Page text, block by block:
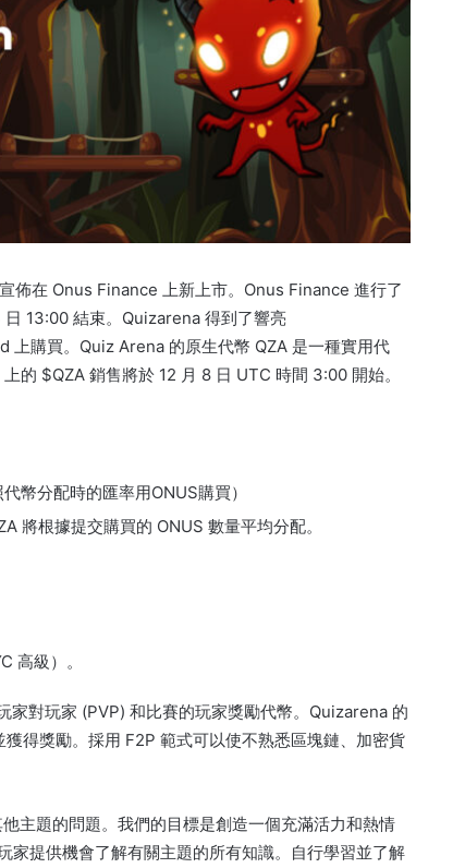
佈在 Onus Finance 上新上市。 Onus Finance 進行了
13:00 結束。 Quizarena 得到了響亮
上購買。 Quiz Arena 的原生代幣 QZA 是一種實用代
的 $QZA 銷售將於 12 月 8 日 UTC 時間 3:00 開始。
幣分配時的匯率用ONUS購買）
將根據提交購買的 ONUS 數量平均分配。
高級）。
對玩家 (PVP) 和比賽的玩家獎勵代幣。 Quizarena 的
得獎勵。採用 F2P 範式可以使不熟悉區塊鏈、加密貨
主題的問題。 我們的目標是創造一個充滿活力和熱情
家提供機會了解有關主題的所有知識。
自行學習並了解